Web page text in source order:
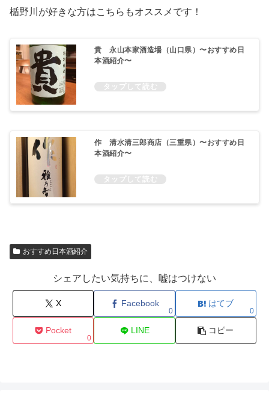
楯野川が好きな方はこちらもオススメです！
貴 永山本家酒造場（山口県）〜おすすめ日
本酒紹介〜
作 清水清三郎商店（三重県）〜おすすめ日
本酒紹介〜
おすすめ日本酒紹介
シェアしたい気持ちに、嘘はつけない
X Facebook
0
はてブ
0
Pocket
0
LINE コピー